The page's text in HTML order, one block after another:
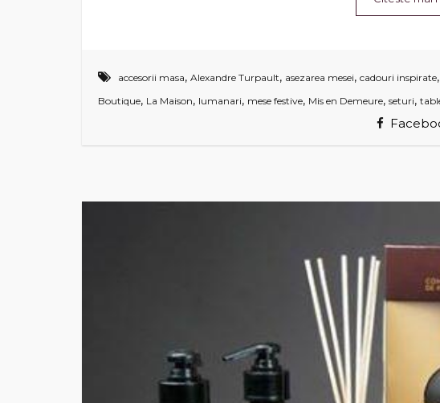
accesorii masa, Alexandre Turpault, asezarea mesei, cadouri inspirate,
Boutique, La Maison, lumanari, mese festive, Mis en Demeure, seturi,